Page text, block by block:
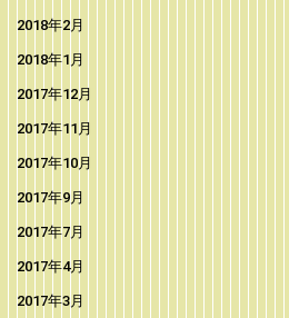
2018年2月
2018年1月
2017年12月
2017年11月
2017年10月
2017年9月
2017年7月
2017年4月
2017年3月